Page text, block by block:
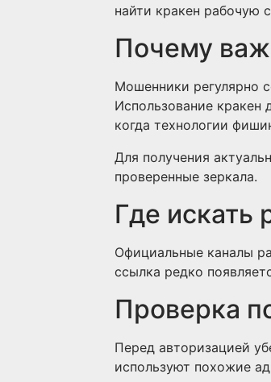
найти кракен рабочую
Почему
Мошенники регулярно
Использование кракен
когда технологии
Для получения
проверенные зеркала.
Где искать
Официальные каналы
ссылка редко
Проверка
Перед авторизацией
используют похожие